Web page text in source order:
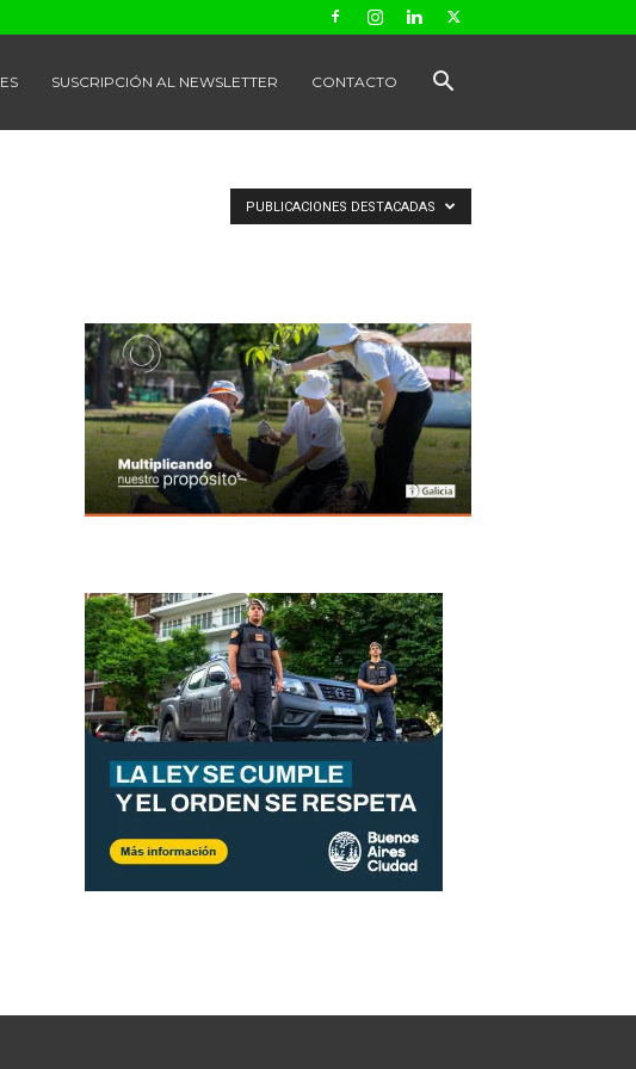
SUSCRIPCIÓN AL NEWSLETTER CONTACTO
PUBLICACIONES DESTACADAS